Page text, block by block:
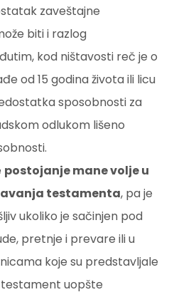
zaveštajne
biti i razlog
kod ništavosti reč je o
od 15 godina života ili licu
sposobnosti za
odlukom lišeno
postojanje mane volje u
testamenta, pa je
ukoliko je sačinjen pod
pretnje i prevare ili u
koje su predstavljale
uopšte